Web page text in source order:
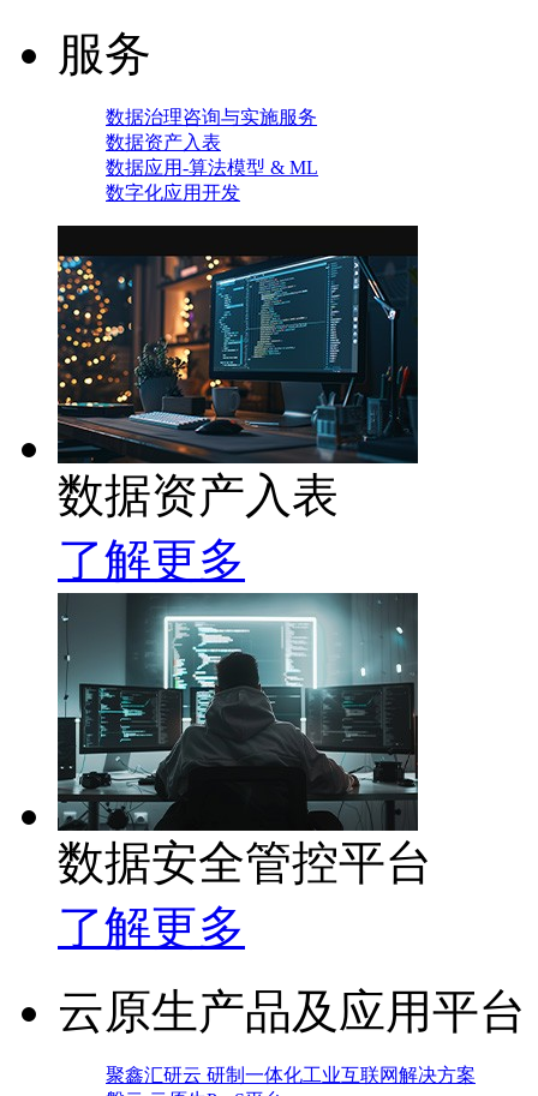
服务
数据治理咨询与实施服务
数据资产入表
数据应用-算法模型 & ML
数字化应用开发
数据资产入表
了解更多
数据安全管控平台
了解更多
云原生产品及应用平台
聚鑫汇研云 研制一体化工业互联网解决方案